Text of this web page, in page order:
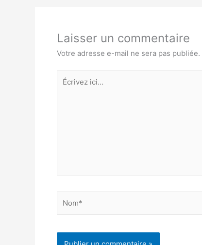
Laisser un commentaire
Votre adresse e-mail ne sera pas publiée.
Écrivez
ici…